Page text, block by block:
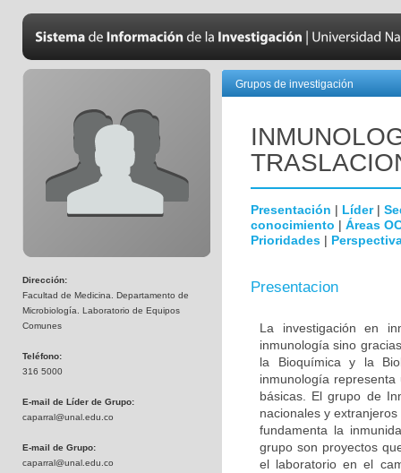
Dirección:
Facultad de Medicina. Departamento de
Microbiología. Laboratorio de Equipos
Comunes
Teléfono:
316 5000
E-mail de Líder de Grupo:
caparral@unal.edu.co
E-mail de Grupo:
caparral@unal.edu.co
Grupos de investigación
Presentación | Líder|
conocimiento | Áreas
Prioridades |
Presentacion
La investigación en
inmunología sino
la Bioquímica y la
inmunología
básicas. El grupo de
nacionales y
fundamenta la
grupo son proyectos
el laboratorio en el